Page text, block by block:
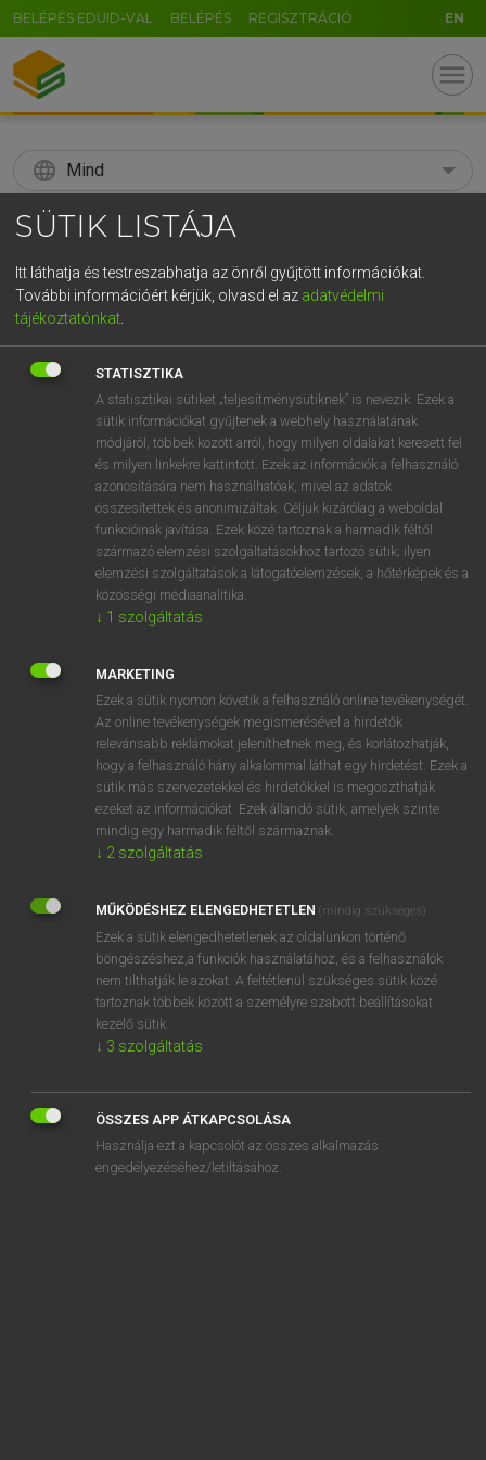
BELÉPÉS EDUID-VAL BELÉPÉS REGISZTRÁCIÓ EN
menu
language Mind
search
KERESÉS
Díjmentes angol szótár
fn hófúvás
hótorlasz
hóakadály
⚲ snowdriftkeresése szótárainkban
snowcapped
snow-capped
snow chain
snowdrift
snowfall
snow fence
SZOTAR.NET APPLIKÁCIÓ
MICROSOFT OFFICE BŐVÍTMÉNY
BEÉPÜLŐ SZÓTÁRMODUL
SÜTIK LISTÁJA
Itt láthatja és testreszabhatja az önről gyűjtött információkat.
További információért kérjük, olvasd el az adatvédelmi
tájékoztatónkat
STATISZTIKA
A statisztikai sütiket „teljesítménysütiknek” is nevezik. Ezek a
sütik információkat gyűjtenek a webhely használatának
módjáról, többek között arról, hogy milyen oldalakat keresett fel
és milyen linkekre kattintott. Ezek az információk a felhasználó
azonosítására nem használhatóak, mivel az adatok
összesítettek és anonimizáltak. Céljuk kizárólag a weboldal
funkcióinak javítása. Ezek közé tartoznak a harmadik féltől
származó elemzési szolgáltatásokhoz tartozó sütik; ilyen
elemzési szolgáltatások a látogatóelemzések, a hőtérképek és a
közösségi médiaanalitika.
↓ 1 szolgáltatás
MARKETING
Ezek a sütik nyomon követik a felhasználó online tevékenységét.
Az online tevékenységek megismerésével a hirdetők
relevánsabb reklámokat jeleníthetnek meg, és korlátozhatják,
hogy a felhasználó hány alkalommal láthat egy hirdetést. Ezek a
sütik más szervezetekkel és hirdetőkkel is megoszthatják
ezeket az információkat. Ezek állandó sütik, amelyek szinte
mindig egy harmadik féltől származnak.
↓ 2 szolgáltatás
MŰKÖDÉSHEZ ELENGEDHETETLEN (mindig szükséges)
Ezek a sütik elengedhetetlenek az oldalunkon történő
böngészéshez,a funkciók használatához, és a felhasználók
nem tilthatják le azokat. A feltétlenül szükséges sütik közé
tartoznak többek között a személyre szabott beállításokat
kezelő sütik.
↓ 3 szolgáltatás
ÖSSZES APP ÁTKAPCSOLÁSA
Használja ezt a kapcsolót az összes alkalmazás
engedélyezéséhez/letiltásához.
5 6 7 8 9 ö ü ó
r t z u i o p ő ú
j k
n m , . - AltGr